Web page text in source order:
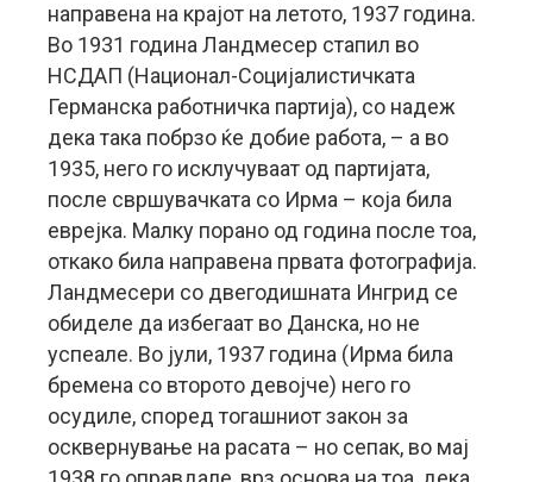
направена на крајот на летото, 1937 година.
Во 1931 година Ландмесер стапил во
НСДАП (Национал-Социјалистичката
Германска работничка партија), со надеж
дека така побрзо ќе добие работа, – а во
1935, него го исклучуваат од партијата,
после свршувачката со Ирма – која била
еврејка. Малку порано од година после тоа,
откако била направена првата фотографија.
Ландмесери со двегодишната Ингрид се
обиделе да избегаат во Данска, но не
успеале. Во јули, 1937 година (Ирма била
бремена со второто девојче) него го
осудиле, според тогашниот закон за
осквернување на расата – но сепак, во мај